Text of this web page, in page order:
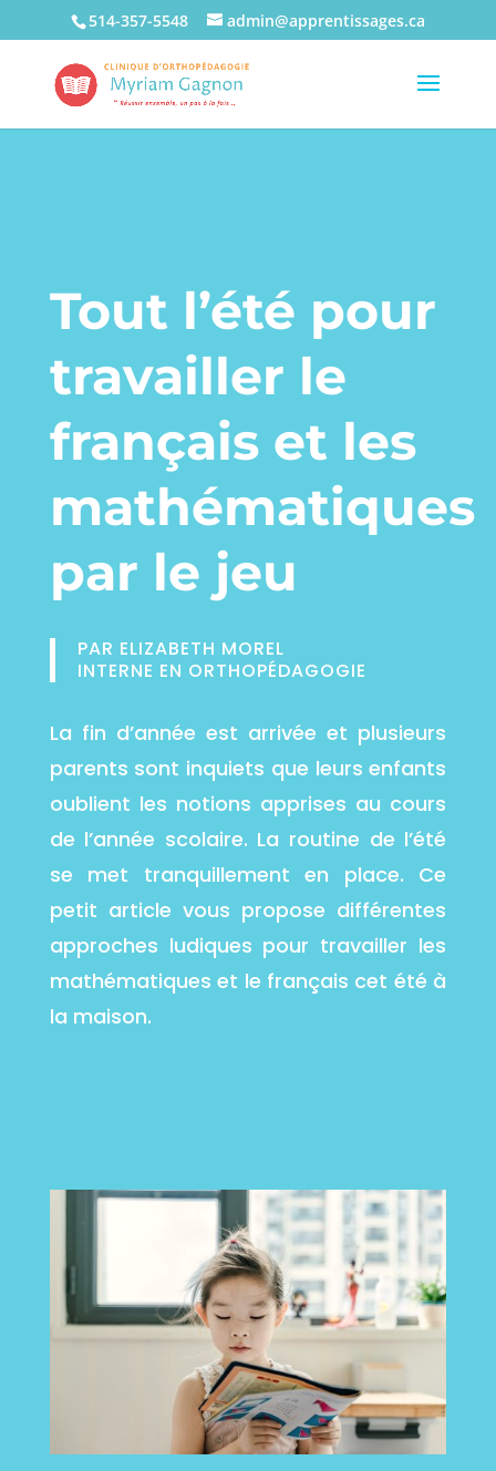
514-357-5548 admin@apprentissages.ca
Tout l’été pour
travailler le
français et les
mathématiques
par le jeu
PAR ELIZABETH MOREL
INTERNE EN ORTHOPÉDAGOGIE
La fin d’année est arrivée et plusieurs
parents sont inquiets que leurs enfants
oublient les notions apprises au cours
de l’année scolaire. La routine de l’été
se met tranquillement en place. Ce
petit article vous propose différentes
approches ludiques pour travailler les
mathématiques et le français cet été à
la maison.